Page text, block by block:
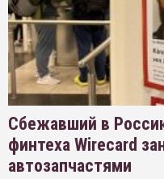
Сбежавший в
финтеха Wirecard
автозапчастями